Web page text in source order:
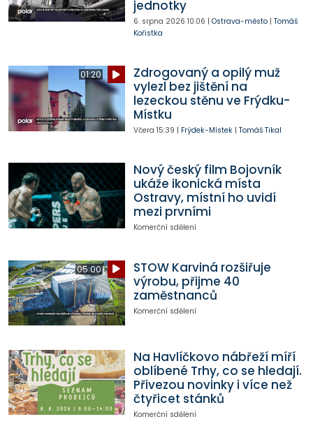
jednotky
6. srpna 2026 10:06 | Ostrava-město| Tomáš
Kořistka
01:20
Zdrogovaný a opilý muž
vylezl bez jištění na
lezeckou stěnu ve Frýdku-
Místku
Včera 15:39 | Frýdek-Místek| Tomáš Tikal
Nový český film Bojovník
ukáže ikonická místa
Ostravy, místní ho uvidí
mezi prvními
Komerční sdělení
05:00
STOW Karviná rozšiřuje
výrobu, přijme 40
zaměstnanců
Komerční sdělení
Na Havlíčkovo nábřeží míří
oblíbené Trhy, co se hledají.
Přivezou novinky i více než
čtyřicet stánků
Komerční sdělení